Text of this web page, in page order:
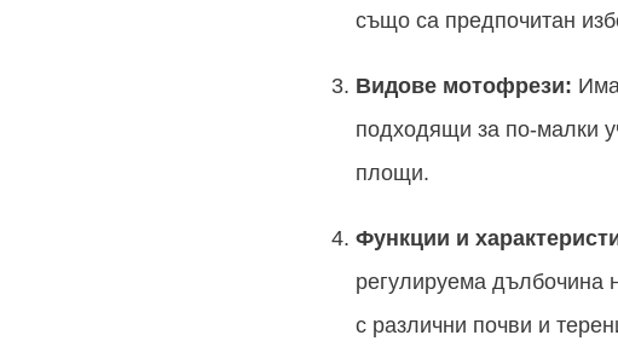
също са предпочитан
Видове мотофрези:
подходящи за по-малки
площи.
Функции и
регулируема дълбочина
с различни почви и